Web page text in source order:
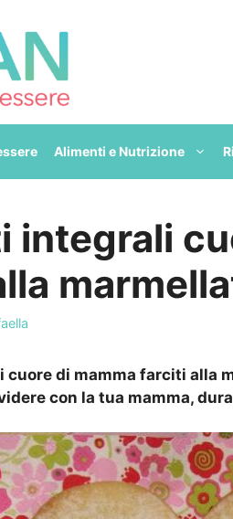
Alimenti e Nutrizione
integrali
di mamma farciti alla
con la tua mamma,